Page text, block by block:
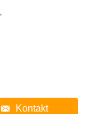
Kontakt